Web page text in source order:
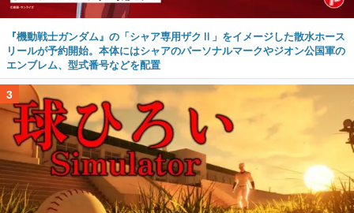
『機動戦士ガンダム』の「シャア専用ザクⅡ」をイメージした散水ホース
リールが予約開始。本体にはシャアのパーソナルマークやジオン公国軍の
エンブレム、型式番号などを配置
3